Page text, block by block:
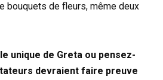
bouquets de fleurs, même deux
unique de Greta ou pensez-
devraient faire preuve